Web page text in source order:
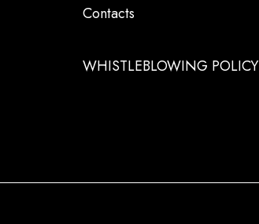
Contacts
WHISTLEBLOWING POLICY